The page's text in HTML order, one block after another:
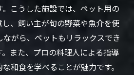
こうした施設では、ペット用の
、飼い主が旬の野菜や魚介を使
がら、ペットもリラックスでき
また、プロの料理人による指導
和食を学べることが魅力です。